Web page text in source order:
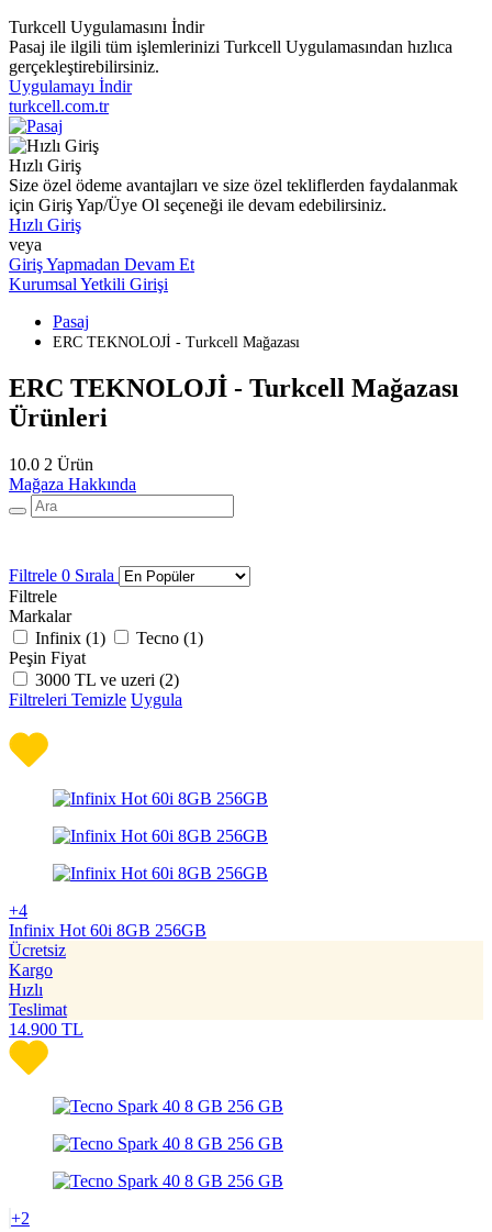
Turkcell Uygulamasını İndir
Pasaj ile ilgili tüm işlemlerinizi Turkcell Uygulamasından hızlıca
gerçekleştirebilirsiniz.
Uygulamayı İndir
turkcell.com.tr
Hızlı Giriş
Size özel ödeme avantajları ve size özel tekliflerden faydalanmak
için Giriş Yap/Üye Ol seçeneği ile devam edebilirsiniz.
Hızlı Giriş
veya
Giriş Yapmadan Devam Et
Kurumsal Yetkili Girişi
Pasaj
ERC TEKNOLOJİ - Turkcell Mağazası
ERC TEKNOLOJİ - Turkcell Mağazası
Ürünleri
10.0 2 Ürün
Mağaza Hakkında
Filtrele 0 Sırala
Filtrele
Markalar
Infinix (1) Tecno (1)
Peşin Fiyat
3000 TL ve uzeri (2)
Filtreleri Temizle Uygula
+4
Infinix Hot 60i 8GB 256GB
Ücretsiz
Kargo
Hızlı
Teslimat
14.900 TL
+2